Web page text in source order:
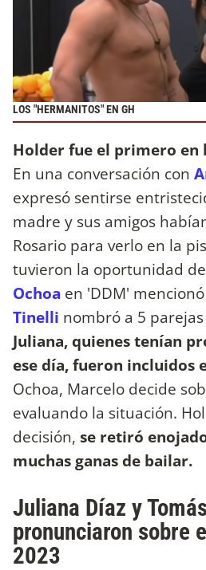
LOS "HERMANITOS" EN GH
Holder fue el primero en
En una conversación con
expresó sentirse
madre y sus amigos
Rosario para verlo en la
tuvieron la oportunidad
Ochoa en 'DDM'
Tinelli nombró a 5
Juliana, quienes tenían
ese día, fueron incluidos
Ochoa, Marcelo decide
evaluando la situación.
decisión, se retiró
muchas ganas de bailar.
Juliana Díaz y
pronunciaron sobre
2023